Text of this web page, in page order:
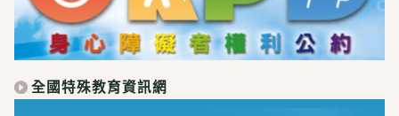
全國特殊教育資訊網